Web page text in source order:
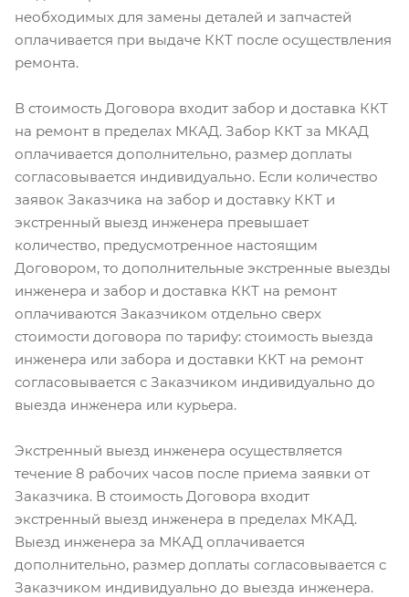
необходимых для замены деталей и запчастей
оплачивается при выдаче ККТ после осуществления
ремонта.
В стоимость Договора входит забор и доставка ККТ
на ремонт в пределах МКАД. Забор ККТ за МКАД
оплачивается дополнительно, размер доплаты
согласовывается индивидуально. Если количество
заявок Заказчика на забор и доставку ККТ и
экстренный выезд инженера превышает
количество, предусмотренное настоящим
Договором, то дополнительные экстренные выезды
инженера и забор и доставка ККТ на ремонт
оплачиваются Заказчиком отдельно сверх
стоимости договора по тарифу: стоимость выезда
инженера или забора и доставки ККТ на ремонт
согласовывается с Заказчиком индивидуально до
выезда инженера или курьера.
Экстренный выезд инженера осуществляется
течение 8 рабочих часов после приема заявки от
Заказчика. В стоимость Договора входит
экстренный выезд инженера в пределах МКАД.
Выезд инженера за МКАД оплачивается
дополнительно, размер доплаты согласовывается с
Заказчиком индивидуально до выезда инженера.